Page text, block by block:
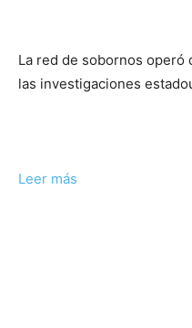
La red de sobornos operó
las investigaciones
Leer más